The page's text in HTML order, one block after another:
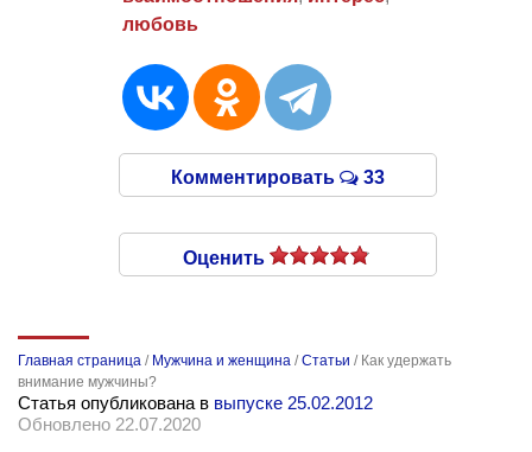
любовь
Комментировать 33
Оценить
Главная страница / Мужчина и женщина /Статьи / Как удержать
внимание мужчины?
Статья опубликована в выпуске 25.02.2012
Обновлено 22.07.2020